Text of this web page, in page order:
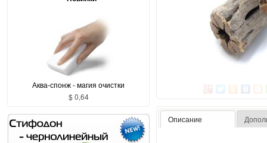
Описание
Аква-спонж - магия очистки
$ 0,64